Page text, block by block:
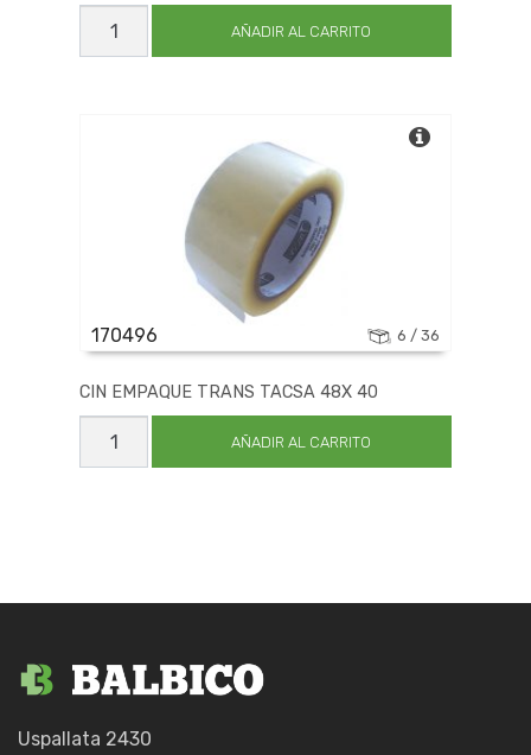
CIN
EMPAQUE
MARR
AÑADIR AL CARRITO
170496 6 / 36
CIN EMPAQUE TRANS TACSA 48X 40
CIN
EMPAQUE
TRANS
AÑADIR AL CARRITO
Uspallata 2430